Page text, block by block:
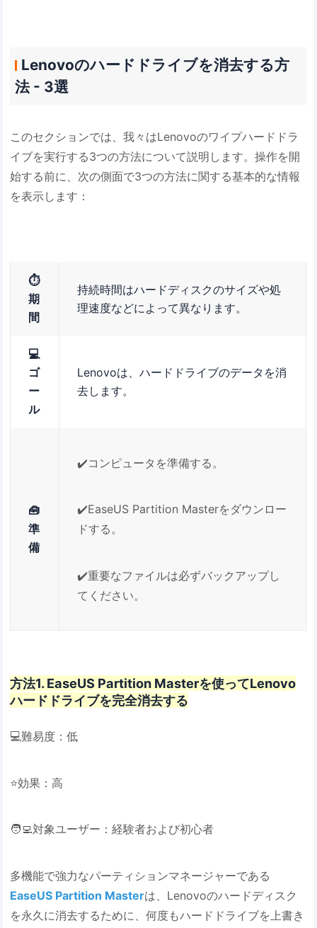
Lenovoのハードドライブを消去する方
法 - 3選
このセクションでは、我々はLenovoのワイプハードドラ
イブを実行する3つの方法について説明します。操作を開
始する前に、次の側面で3つの方法に関する基本的な情報
を表示します：
⏱️
期
間
持続時間はハードディスクのサイズや処
理速度などによって異なります。
💻
ゴ
ー
ル
Lenovoは、ハードドライブのデータを消
去します。
🧰
準
備
✔️コンピュータを準備する。
✔️EaseUS Partition Masterをダウンロー
ドする。
✔️重要なファイルは必ずバックアップし
てください。
方法1. EaseUS Partition Masterを使ってLenovo
ハードドライブを完全消去する
💻難易度：低
⭐効果：高
🧑‍💻対象ユーザー：経験者および初心者
多機能で強力なパーティションマネージャーである
EaseUS Partition Masterは、Lenovoのハードディスク
を永久に消去するために、何度もハードドライブを上書き